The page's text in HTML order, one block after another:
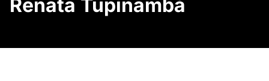
Renata Tupinambá